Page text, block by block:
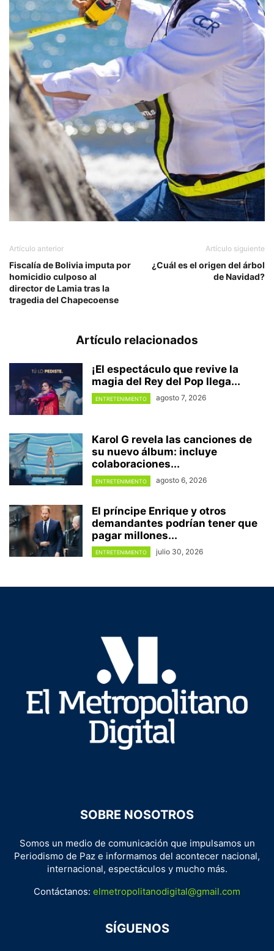
Artículo anterior
Fiscalía de Bolivia imputa por
homicidio culposo al
director de Lamia tras la
tragedia del Chapecoense
Artículo siguiente
¿Cuál es el origen del árbol
de Navidad?
Artículo relacionados
¡El espectáculo que revive la
magia del Rey del Pop llega...
ENTRETENIMIENTO agosto 7, 2026
Karol G revela las canciones de
su nuevo álbum: incluye
colaboraciones...
ENTRETENIMIENTO agosto 6, 2026
El príncipe Enrique y otros
demandantes podrían tener que
pagar millones...
ENTRETENIMIENTO julio 30, 2026
SOBRE NOSOTROS
Somos un medio de comunicación que impulsamos un
Periodismo de Paz e informamos del acontecer nacional,
internacional, espectáculos y mucho más.
Contáctanos: elmetropolitanodigital@gmail.com
SÍGUENOS